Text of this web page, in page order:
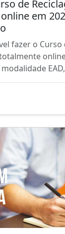
de
em
fazer o Curso